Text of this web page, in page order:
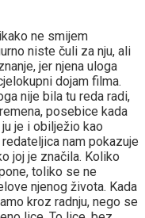
ne smijem
niste čuli za nju, ali
jer njena uloga
dojam filma.
nije bila tu reda radi,
posebice kada
je i obilježio kao
nam pokazuje
joj je značila. Koliko
toliko se ne
njenog života. Kada
kroz radnju, nego se